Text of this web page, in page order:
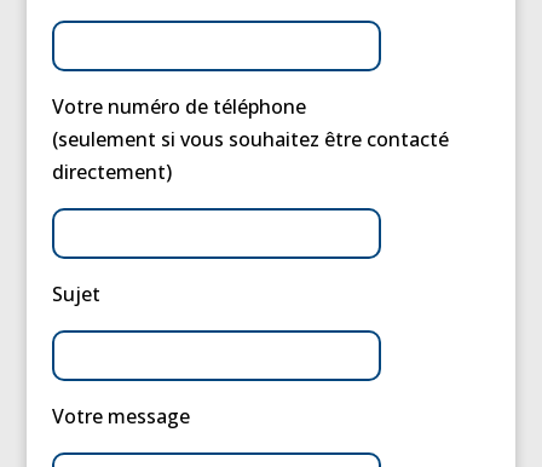
Votre numéro de téléphone
(seulement si vous souhaitez être contacté
directement)
Sujet
Votre message